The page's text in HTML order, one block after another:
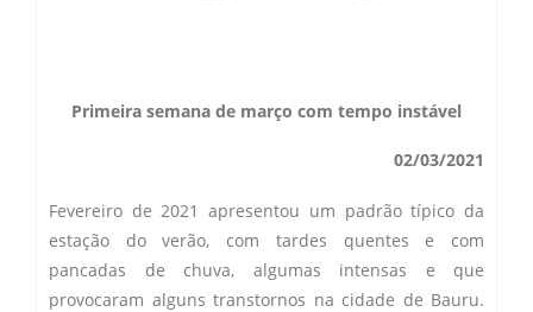
Chuva Diária
Desastres Naturais
Balanços Mensais
Observador Voluntário
Primeira semana de março com tempo instável
02/03/2021
Fevereiro de 2021 apresentou um padrão típico da
estação do verão, com tardes quentes e com
pancadas de chuva, algumas intensas e que
provocaram alguns transtornos na cidade de Bauru.